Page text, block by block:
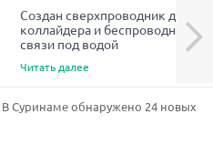
Создан сверхпроводник для
коллайдера и беспроводной
связи под водой
Читать далее
Next
В Суринаме обнаружено 24 новых